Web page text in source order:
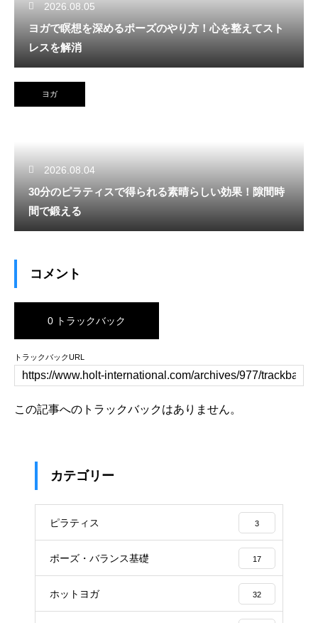
2026.08.05
ヨガで瞑想を深めるポーズのやり方！心を整えてスト
レスを解消
ヨガ
2026.08.04
30分のピラティスで得られる素晴らしい効果！隙間時
間で鍛える
コメント
0 トラックバック
トラックバックURL
この記事へのトラックバックはありません。
カテゴリー
ピラティス 3
ポーズ・バランス基礎 17
ホットヨガ 32